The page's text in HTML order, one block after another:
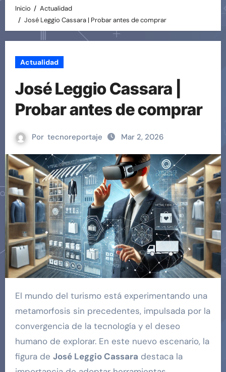
Inicio
Actualidad
José Leggio Cassara | Probar antes de comprar
Actualidad
José Leggio Cassara |
Probar antes de comprar
Por tecnoreportaje Mar 2, 2026
El mundo del turismo está experimentando una
metamorfosis sin precedentes, impulsada por la
convergencia de la tecnología y el deseo
humano de explorar. En este nuevo escenario, la
figura de José Leggio Cassara destaca la